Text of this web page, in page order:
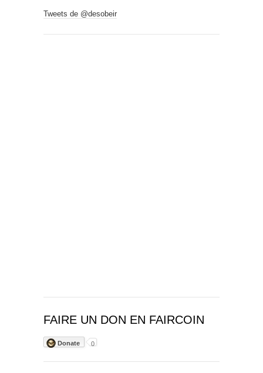
Tweets de @desobeir
FAIRE UN DON EN FAIRCOIN
Donate 0